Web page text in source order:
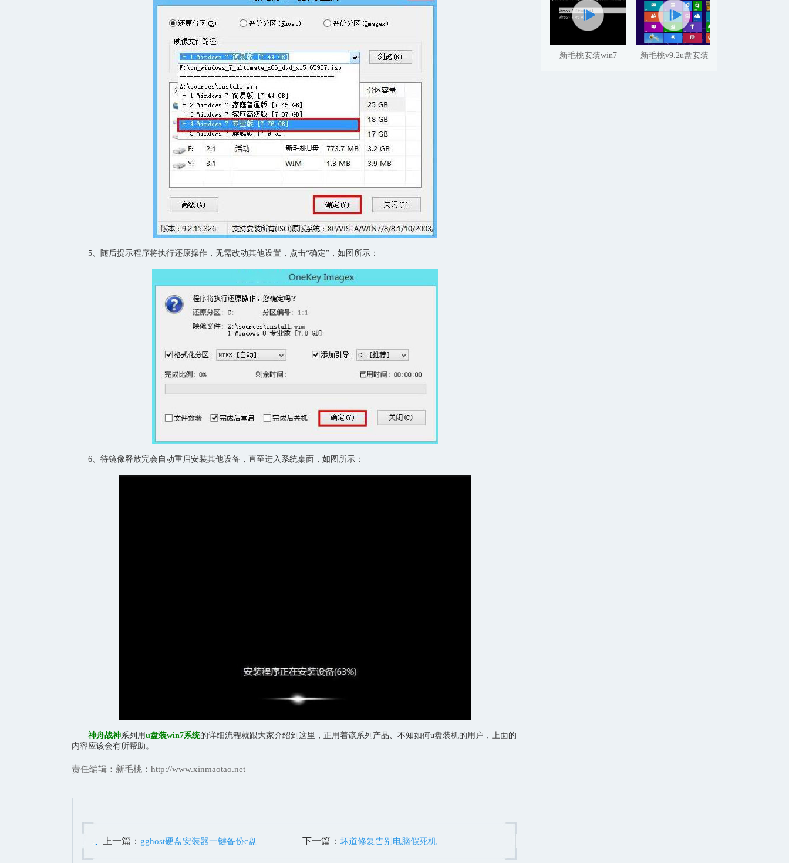
5、随后提示程序将执行还原操作，无需改动其他设置，点击“确定”，如图所示：
6、待镜像释放完会自动重启安装其他设备，直至进入系统桌面，如图所示：
神舟战神系列用u盘装win7系统的详细流程就跟大家介绍到这里，正用着该系列产品、不知如何u盘装机的用户，上面的
内容应该会有所帮助。
责任编辑：新毛桃：http://www.xinmaotao.net
上一篇： gghost硬盘安装器一键备份c盘 下一篇： 坏道修复告别电脑假死机
新毛桃安装win7 新毛桃v9.2u盘安装